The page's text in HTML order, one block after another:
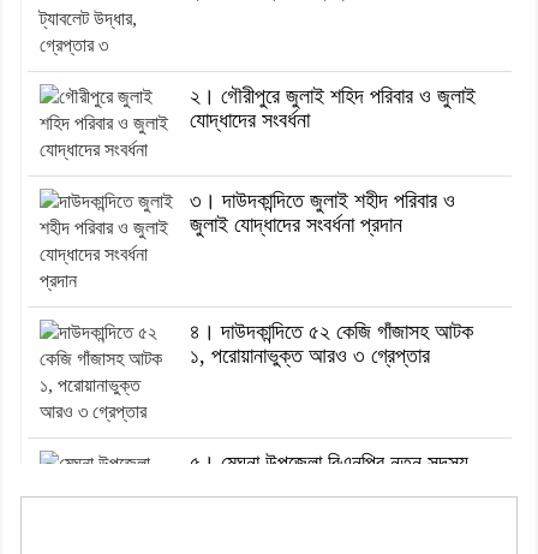
২। গৌরীপুরে জুলাই শহিদ পরিবার ও জুলাই
যোদ্ধাদের সংবর্ধনা
৩। দাউদকান্দিতে জুলাই শহীদ পরিবার ও
জুলাই যোদ্ধাদের সংবর্ধনা প্রদান
৪। দাউদকান্দিতে ৫২ কেজি গাঁজাসহ আটক
১, পরোয়ানাভুক্ত আরও ৩ গ্রেপ্তার
৫। মেঘনা উপজেলা বিএনপির নতুন সদস্য